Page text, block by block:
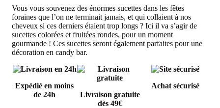
Vous vous souvenez des énormes sucettes dans les fêtes
foraines que l’on ne terminait jamais, et qui collaient à nos
cheveux si ces derniers étaient trop longs ? Ici il va s’agir de
sucettes colorées et fruitées rondes, pour un moment
gourmande ! Ces sucettes seront également parfaites pour une
décoration en candy bar.
Expédié en moins
de 24h
Livraison gratuite
dès 49€
Achat sécurisé